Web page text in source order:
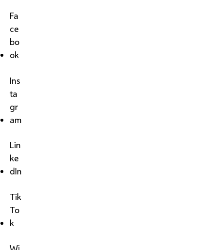
Fa
ce
bo
ok
Ins
ta
gr
am
Lin
ke
dIn
Tik
To
k